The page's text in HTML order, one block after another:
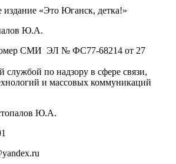
издание «Это Юганск, детка!»
Ю.А.
СМИ ЭЛ № ФС77-68214 от 27
по надзору в сфере связи,
и массовых коммуникаций
Ю.А.